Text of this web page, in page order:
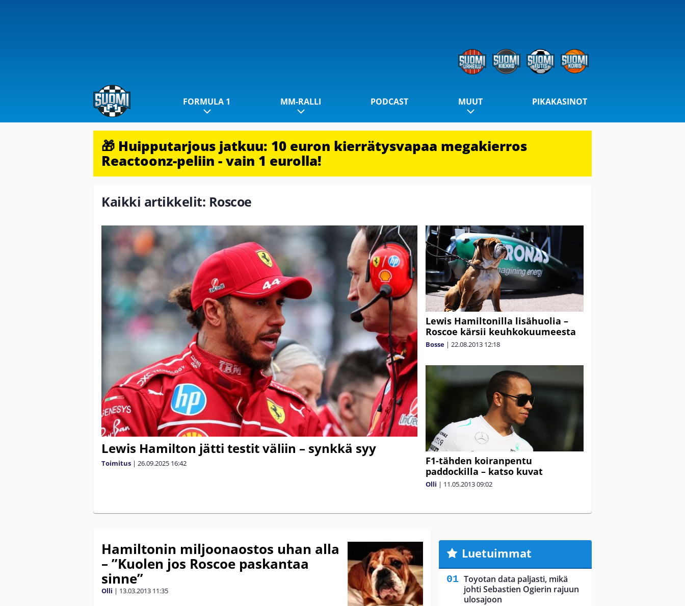
FORMULA 1 MM-RALLI PODCAST MUUT PIKAKASINOT
🎁 Huipputarjous jatkuu: 10 euron kierrätysvapaa megakierros
Reactoonz-peliin - vain 1 eurolla!
Kaikki artikkelit: Roscoe
Lewis Hamilton jätti testit väliin – synkkä syy
Toimitus | 26.09.2025 16:42
Lewis Hamiltonilla lisähuolia –
Roscoe kärsii keuhkokuumeesta
Bosse | 22.08.2013 12:18
F1-tähden koiranpentu
paddockilla – katso kuvat
Olli | 11.05.201309:02
Hamiltonin miljoonaostos uhan alla
– ”Kuolen jos Roscoe paskantaa
sinne”
Olli | 13.03.2013 11:35
Luetuimmat
Toyotan data paljasti, mikä
johti Sebastien Ogierin rajuun
ulosajoon